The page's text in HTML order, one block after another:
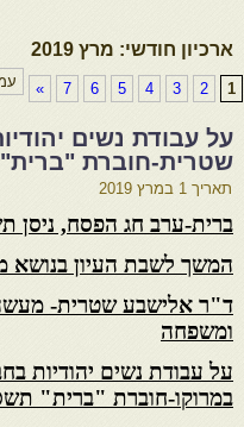
ארכיון חודשי: מרץ 2019
עמוד 1
2
3
4
5
6
7
»
על עבודת נשים
שטרית-חוברת
תאריך 1 במרץ 2019
ברית-ערב חג הפסח, ניסן
המשך לשבת העיון בנושא
ד"ר אלישבע שטרית- מעשה
ומשפחה
על עבודת נשים יהודיות
במרוקו-חוברת "ברית"